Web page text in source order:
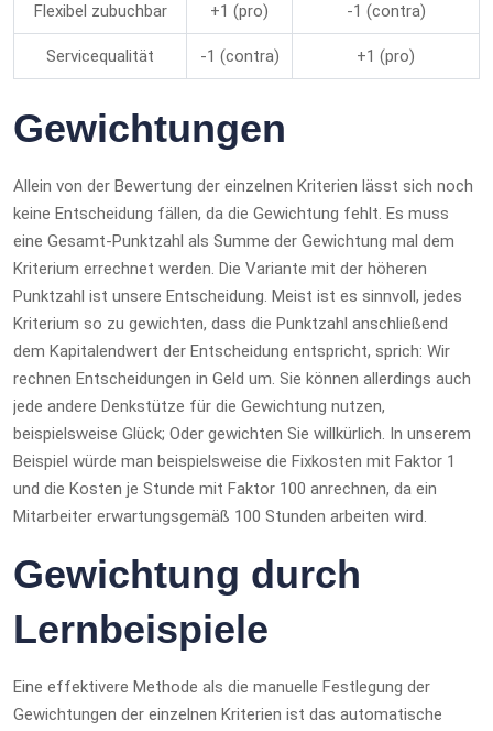
Flexibel zubuchbar +1 (pro) -1 (contra)
Servicequalität -1 (contra) +1 (pro)
Gewichtungen
Allein von der Bewertung der einzelnen Kriterien lässt sich noch
keine Entscheidung fällen, da die Gewichtung fehlt. Es muss
eine Gesamt-Punktzahl als Summe der Gewichtung mal dem
Kriterium errechnet werden. Die Variante mit der höheren
Punktzahl ist unsere Entscheidung. Meist ist es sinnvoll, jedes
Kriterium so zu gewichten, dass die Punktzahl anschließend
dem Kapitalendwert der Entscheidung entspricht, sprich: Wir
rechnen Entscheidungen in Geld um. Sie können allerdings auch
jede andere Denkstütze für die Gewichtung nutzen,
beispielsweise Glück; Oder gewichten Sie willkürlich. In unserem
Beispiel würde man beispielsweise die Fixkosten mit Faktor 1
und die Kosten je Stunde mit Faktor 100 anrechnen, da ein
Mitarbeiter erwartungsgemäß 100 Stunden arbeiten wird.
Gewichtung durch
Lernbeispiele
Eine effektivere Methode als die manuelle Festlegung der
Gewichtungen der einzelnen Kriterien ist das automatische